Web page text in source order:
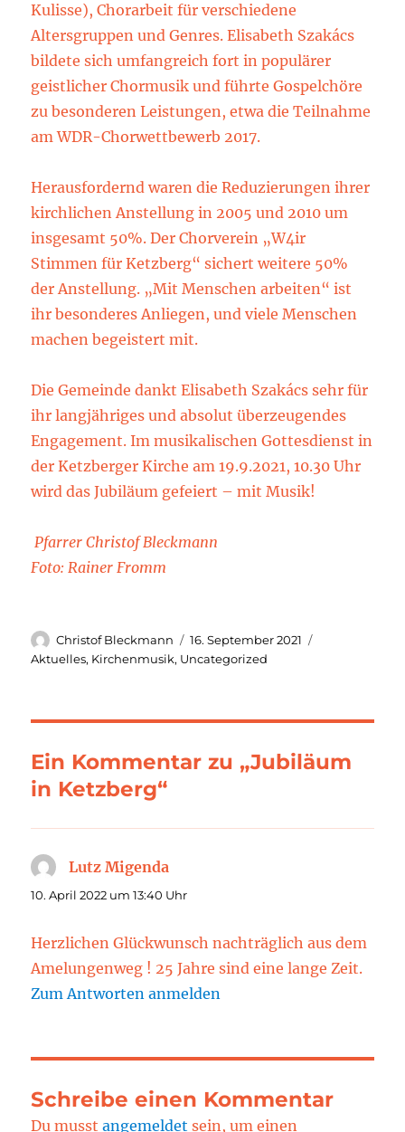
Kulisse), Chorarbeit für verschiedene
Altersgruppen und Genres. Elisabeth Szakács
bildete sich umfangreich fort in populärer
geistlicher Chormusik und führte Gospelchöre
zu besonderen Leistungen, etwa die Teilnahme
am WDR-Chorwettbewerb 2017.
Herausfordernd waren die Reduzierungen ihrer
kirchlichen Anstellung in 2005 und 2010 um
insgesamt 50%. Der Chorverein „W4ir
Stimmen für Ketzberg“ sichert weitere 50%
der Anstellung. „Mit Menschen arbeiten“ ist
ihr besonderes Anliegen, und viele Menschen
machen begeistert mit.
Die Gemeinde dankt Elisabeth Szakács sehr für
ihr langjähriges und absolut überzeugendes
Engagement. Im musikalischen Gottesdienst in
der Ketzberger Kirche am 19.9.2021, 10.30 Uhr
wird das Jubiläum gefeiert – mit Musik!
Pfarrer Christof Bleckmann
Foto: Rainer Fromm
Autor
Christof Bleckmann
Veröffentlicht
am
16. September 2021
Aktuelles, Kirchenmusik, Uncategorized
Ein Kommentar zu „Jubiläum
in Ketzberg“
Lutz Migenda
10. April 2022 um 13:40 Uhr
Herzlichen Glückwunsch nachträglich aus dem
Amelungenweg ! 25 Jahre sind eine lange Zeit.
Zum Antworten anmelden
Schreibe einen Kommentar
Du musstangemeldet sein, um einen